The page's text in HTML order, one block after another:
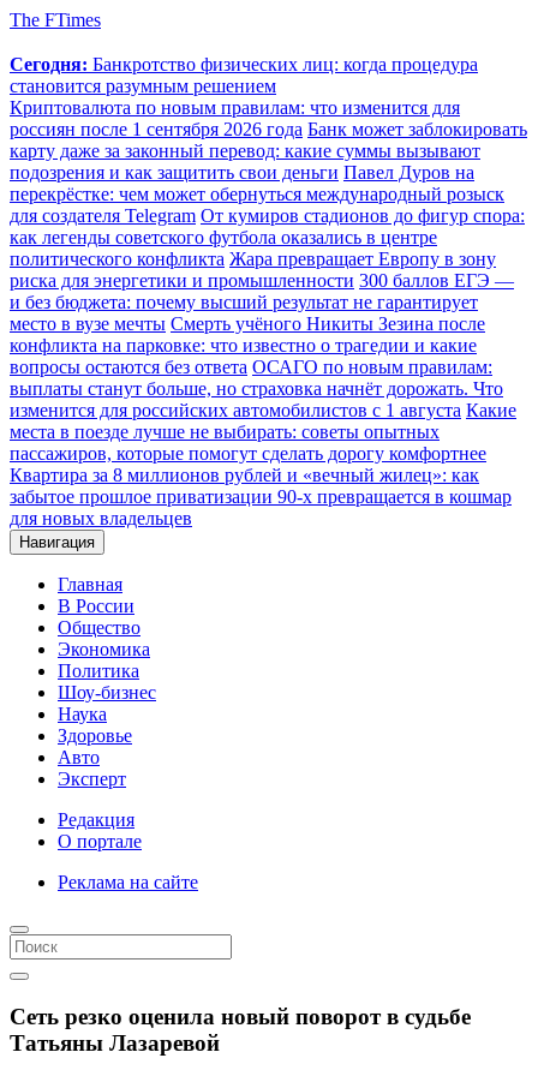
The FTimes
Сегодня: Банкротство физических лиц: когда процедура
становится разумным решением
Криптовалюта по новым правилам: что изменится для
россиян после 1 сентября 2026 года Банк может заблокировать
карту даже за законный перевод: какие суммы вызывают
подозрения и как защитить свои деньги Павел Дуров на
перекрёстке: чем может обернуться международный розыск
для создателя Telegram От кумиров стадионов до фигур спора:
как легенды советского футбола оказались в центре
политического конфликта Жара превращает Европу в зону
риска для энергетики и промышленности 300 баллов ЕГЭ —
и без бюджета: почему высший результат не гарантирует
место в вузе мечты Смерть учёного Никиты Зезина после
конфликта на парковке: что известно о трагедии и какие
вопросы остаются без ответа ОСАГО по новым правилам:
выплаты станут больше, но страховка начнёт дорожать. Что
изменится для российских автомобилистов с 1 августа Какие
места в поезде лучше не выбирать: советы опытных
пассажиров, которые помогут сделать дорогу комфортнее
Квартира за 8 миллионов рублей и «вечный жилец»: как
забытое прошлое приватизации 90-х превращается в кошмар
для новых владельцев
Навигация
Главная
В России
Общество
Экономика
Политика
Шоу-бизнес
Наука
Здоровье
Авто
Эксперт
Редакция
О портале
Реклама на сайте
Сеть резко оценила новый поворот в судьбе
Татьяны Лазаревой